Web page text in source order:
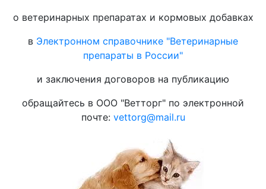
о ветеринарных препаратах и кормовых добавках
в Электронном справочнике "Ветеринарные
препараты в России"
и заключения договоров на публикацию
обращайтесь в ООО "Ветторг" по электронной
почте: vettorg@mail.ru